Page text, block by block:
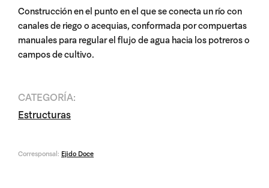
Construcción en el punto en el que se conecta un río con
canales de riego o acequias, conformada por compuertas
manuales para regular el flujo de agua hacia los potreros o
campos de cultivo.
CATEGORÍA:
Estructuras
Corresponsal: Ejido Doce